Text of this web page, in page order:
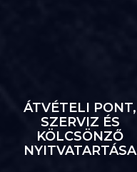
ÁTVÉTELI PONT,
SZERVIZ ÉS
KÖLCSÖNZŐ
NYITVATARTÁSA